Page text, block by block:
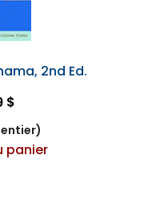
2nd Ed.
$
panier